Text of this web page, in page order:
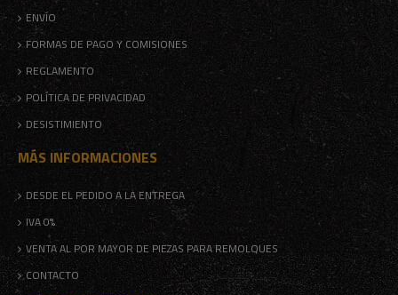
ENVÍO
FORMAS DE PAGO Y COMISIONES
REGLAMENTO
POLÍTICA DE PRIVACIDAD
DESISTIMIENTO
MÁS INFORMACIONES
DESDE EL PEDIDO A LA ENTREGA
IVA 0%
VENTA AL POR MAYOR DE PIEZAS PARA REMOLQUES
CONTACTO